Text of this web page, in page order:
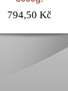
794,50 Kč